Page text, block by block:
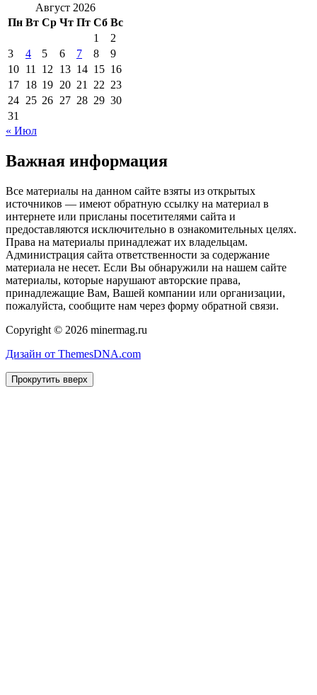
Август 2026
Пн Вт Ср Чт Пт Сб Вс
1
2
3
4 5 6 7 8
9
10 11 12 13 14 15 16
17 18 19 20 21 22 23
24 25 26 27 28 29 30
31
« Июл
Важная информация
Все материалы на данном сайте взяты из открытых
источников — имеют обратную ссылку на материал в
интернете или присланы посетителями сайта и
предоставляются исключительно в ознакомительных целях.
Права на материалы принадлежат их владельцам.
Администрация сайта ответственности за содержание
материала не несет. Если Вы обнаружили на нашем сайте
материалы, которые нарушают авторские права,
принадлежащие Вам, Вашей компании или организации,
пожалуйста, сообщите нам через форму обратной связи.
Copyright © 2026 minermag.ru
Дизайн от ThemesDNA.com
Прокрутить вверх